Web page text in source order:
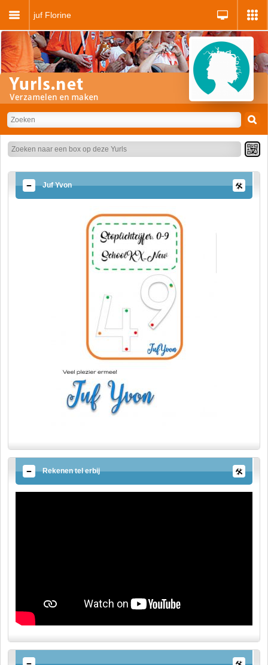
juf Florine
Juf Yvon
Rekenen tel erbij